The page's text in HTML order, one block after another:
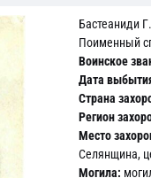
Бастеаниди
Поименный
Воинское
Дата
Страна
Регион
Место
Селянщина,
Могила: